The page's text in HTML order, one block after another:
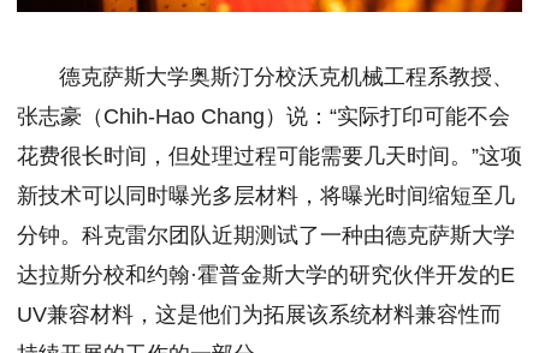
德克萨斯大学奥斯汀分校沃克机械工程系教授、
张志豪（Chih-Hao Chang）说：“实际打印可能不会
花费很长时间，但处理过程可能需要几天时间。”这项
新技术可以同时曝光多层材料，将曝光时间缩短至几
分钟。科克雷尔团队近期测试了一种由德克萨斯大学
达拉斯分校和约翰·霍普金斯大学的研究伙伴开发的E
UV兼容材料，这是他们为拓展该系统材料兼容性而